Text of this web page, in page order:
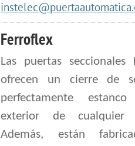
Ferroflex
Las puertas seccionales
ofrecen un cierre de
perfectamente
exterior de cualquier
Además, están